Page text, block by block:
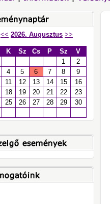
<< 2026. Augusztus >>
K Sz Cs P Sz
V
1
2
4 5 6 7 8
9
11 12 13 14 15
16
18 19 20 21 22
23
25 26 27 28 29
30